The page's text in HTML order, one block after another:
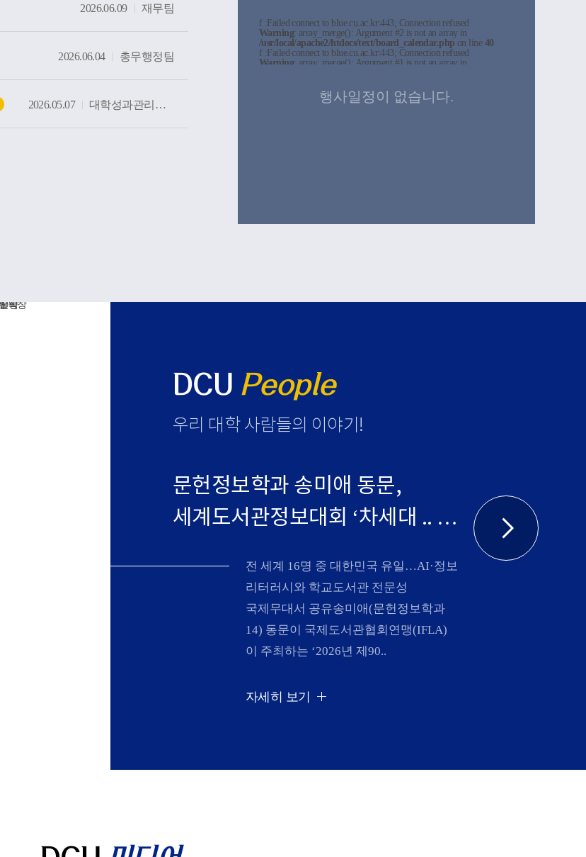
2026.06.09 재무팀
2026.06.04 총무행정팀
2026.05.07 대학성과관리센터
f :Failed connect to blue.cu.ac.kr:443; Connection refused
Warning: array_merge(): Argument #2 is not an array in
/usr/local/apache2/htdocs/text/board_calendar.php on line 40
f :Failed connect to blue.cu.ac.kr:443; Connection refused
Warning: array_merge(): Argument #1 is not an array in
: array_merge(): Argument #1 is not an array in
/usr/local/apache2/htdocs/text/board_calendar.php
행사일정이 없습니다.
DCU People
우리 대학 사람들의 이야기 !
문헌정보학과 송미애 동문,
세계도서관정보대회 ‘차세대 ..
전 세계 16명 중 대한민국 유일…AI·정보
리터러시와 학교도서관 전문성
국제무대서 공유송미애(문헌정보학과
14) 동문이 국제도서관협회연맹(IFLA)
이 주최하는 ‘2026년 제90..
자세히 보기